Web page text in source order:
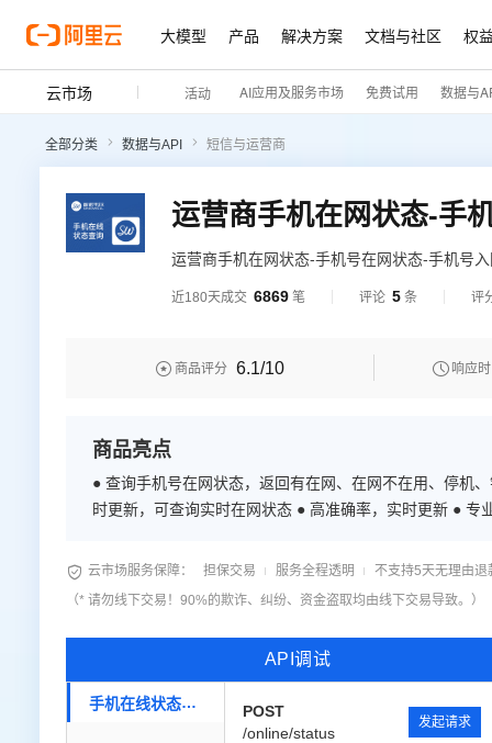
大模型 产品 解决方案 文档与社区 权
云市场 活动 AI应用及服务市场 免费试用 数据与
全部分类 数据与API 短信与运营商
运营商手机在网状态-手机号在网状态-手机号
近180天成交 6869 笔 评论 5 条 评
 商品评分 6.1/10  响应
商品亮点
● 查询手机号在网状态，返回有在网、在网不在用、停机、销号状
时更新，
 云市场服务保障： 担保交易 服务全程透明
不支持5天无理由退
（* 请勿线下交易！90%的欺诈、纠纷、资金盗取均由线下交易导致。）
API调试
手机在线状态查询
POST
/online/status
发起请求